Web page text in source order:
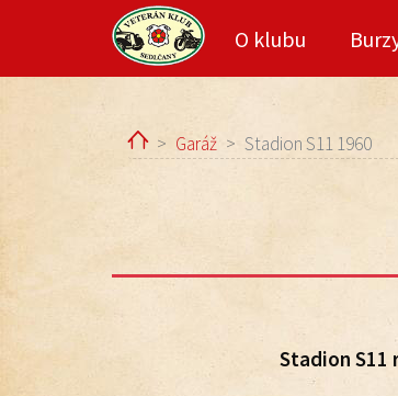
O klubu
HomeGaráž Stadion S11 1960
Stadion S11